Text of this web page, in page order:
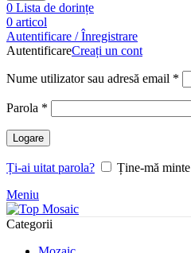
0 Lista de dorințe
0 articol
Autentificare / Înregistrare
AutentificareCreați un cont
Nume utilizator sau adresă email *
Parola *
Logare
Ți-ai uitat parola?
Ține-mă minte
Meniu
Categorii